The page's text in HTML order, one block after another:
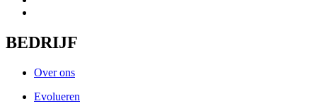
BEDRIJF
Over ons
Evolueren